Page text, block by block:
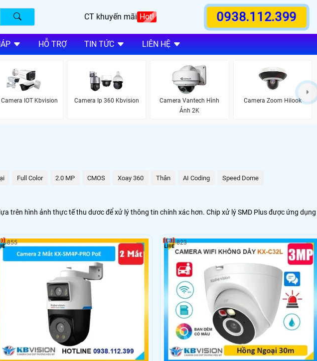
CT khuyến mãi Hot! 0938.112.399
HỖ TRỢ TIN TỨC LIÊN HỆ
Camera IOT Kbvision Camera Ip 360 Kbvision
Camera Vantech Hình
Ảnh 2K
Camera Zoom Hilook
Full Color 2.0 MP CMOS Xoay 360 Thân AI Coding Speed Dome
trên hình ảnh thực tế thu dươc để xử lý thông tin chính xác hơn. Chip xử lý SMD Plus được ứng dụng
855 823